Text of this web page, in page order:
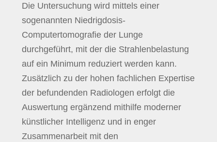
Die Untersuchung wird mittels einer
sogenannten Niedrigdosis-
Computertomografie der Lunge
durchgeführt, mit der die Strahlenbelastung
auf ein Minimum reduziert werden kann.
Zusätzlich zu der hohen fachlichen Expertise
der befundenden Radiologen erfolgt die
Auswertung ergänzend mithilfe moderner
künstlicher Intelligenz und in enger
Zusammenarbeit mit den